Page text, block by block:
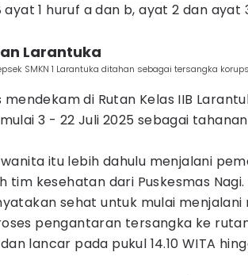
ayat 1 huruf a dan b, ayat 2 dan ayat
Larantuka
SMKN 1 Larantuka ditahan sebagai tersangka
mendekam di Rutan Kelas IIB
3 - 22 Juli 2025 sebagai
itu lebih dahulu menjalani
tim kesehatan dari Puskesmas Nagi.
sehat untuk mulai menjalani
pengantaran tersangka ke
lancar pada pukul 14.10 WITA